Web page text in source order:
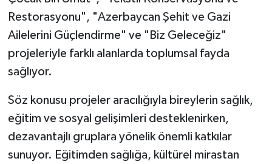
Restorasyonu", "Azerbaycan Şehit ve Gazi
Ailelerini Güçlendirme" ve "Biz Geleceğiz"
projeleriyle farklı alanlarda toplumsal fayda
sağlıyor.
Söz konusu projeler aracılığıyla bireylerin sağlık,
eğitim ve sosyal gelişimleri desteklenirken,
dezavantajlı gruplara yönelik önemli katkılar
sunuyor. Eğitimden sağlığa, kültürel mirastan